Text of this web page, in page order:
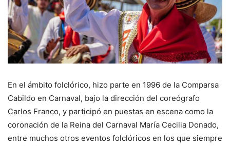
En el ámbito folclórico, hizo parte en 1996 de la Comparsa
Cabildo en Carnaval, bajo la dirección del coreógrafo
Carlos Franco, y participó en puestas en escena como la
coronación de la Reina del Carnaval María Cecilia Donado,
entre muchos otros eventos folclóricos en los que siempre